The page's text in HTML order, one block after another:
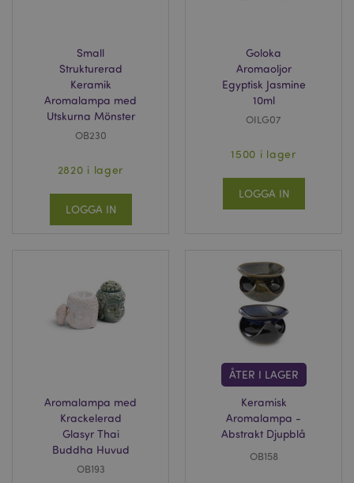
Small
Strukturerad
Keramik
Aromalampa med
Utskurna Mönster
OB230
2820 i lager
LOGGA IN
Goloka
Aromaoljor
Egyptisk Jasmine
10ml
OILG07
1500 i lager
LOGGA IN
Aromalampa med
Krackelerad
Glasyr Thai
Buddha Huvud
OB193
ÅTER I LAGER
Keramisk
Aromalampa -
Abstrakt Djupblå
OB158